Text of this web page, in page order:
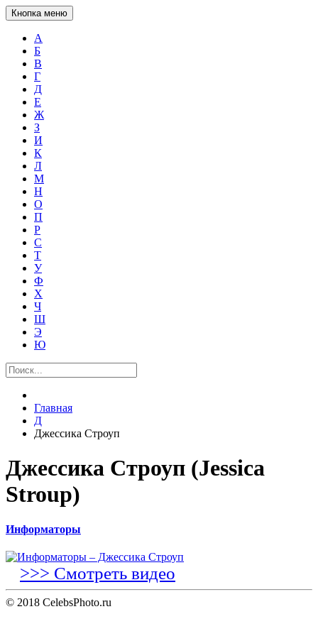
Кнопка меню
А
Б
В
Г
Д
Е
Ж
З
И
К
Л
М
Н
О
П
Р
С
Т
У
Ф
Х
Ч
Ш
Э
Ю
Главная
Д
Джессика Строуп
Джессика Строуп (Jessica
Stroup)
Информаторы
>>> Смотреть видео
© 2018 CelebsPhoto.ru